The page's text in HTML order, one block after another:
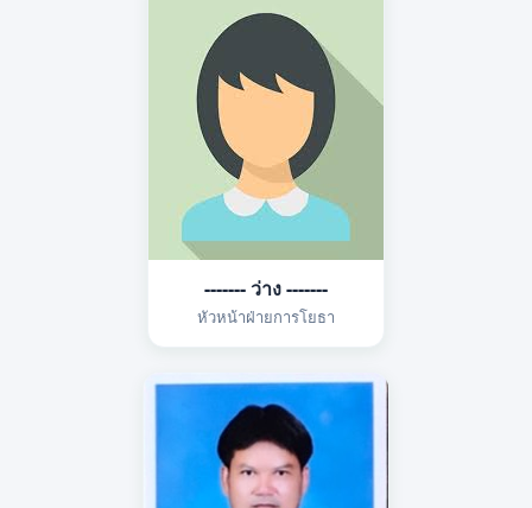
------- ว่าง -------
หัวหน้าฝ่ายการโยธา